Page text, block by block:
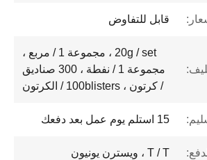
قابل للتفاوض
20g / set ، مجموعة 1 / مربع ،
مجموعة 1 / نفطة ، 300 صناديق
/ كرتون ، 100blisters / الكرتون
15 استلم يوم عمل بعد دفعك
T / T ، ويسترن يونيون